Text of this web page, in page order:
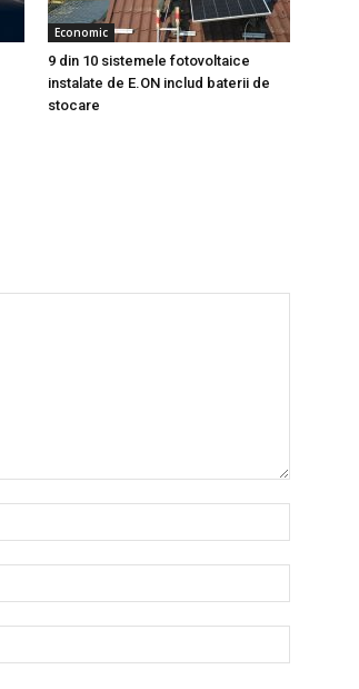
Economic
9 din 10 sistemele fotovoltaice
instalate de E.ON includ baterii de
stocare